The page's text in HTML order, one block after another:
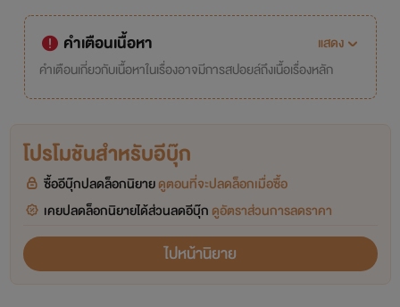
คำเตือนเนื้อหา
แสดง
คำเตือนเกี่ยวกับเนื้อหาในเรื่องอาจมีการสปอยล์ถึงเนื้อเรื่องหลัก
โปรโมชันสำหรับอีบุ๊ก
ซื้ออีบุ๊กปลดล็อกนิยายดูตอนที่จะปลดล็อกเมื่อซื้อ
เคยปลดล็อกนิยายได้ส่วนลดอีบุ๊ก ดูอัตราส่วนการลดราคา
ไปหน้านิยาย